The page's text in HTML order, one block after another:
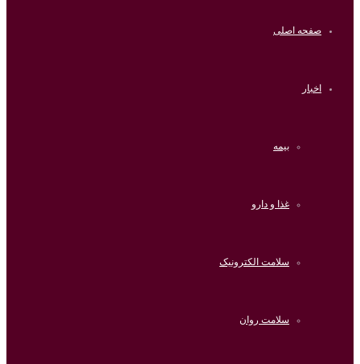
صفحه اصلی
اخبار
بیمه
غذا و دارو
سلامت الکترونیک
سلامت روان